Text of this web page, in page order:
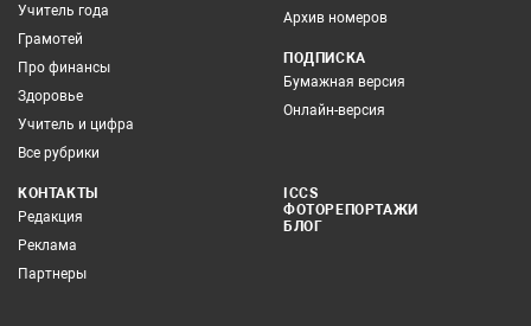
Учитель года
Грамотей
Про финансы
Здоровье
Учитель и цифра
Все рубрики
Архив номеров
ПОДПИСКА
Бумажная версия
Онлайн-версия
КОНТАКТЫ
Редакция
Реклама
Партнеры
ICCS
ФОТОРЕПОРТАЖИ
БЛОГ